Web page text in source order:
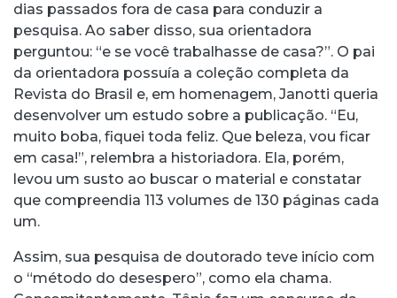
dias passados fora de casa para conduzir a
pesquisa. Ao saber disso, sua orientadora
perguntou: “e se você trabalhasse de casa?”. O pai
da orientadora possuía a coleção completa da
Revista do Brasil e, em homenagem, Janotti queria
desenvolver um estudo sobre a publicação. “Eu,
muito boba, fiquei toda feliz. Que beleza, vou ficar
em casa!”, relembra a historiadora. Ela, porém,
levou um susto ao buscar o material e constatar
que compreendia 113 volumes de 130 páginas cada
um.
Assim, sua pesquisa de doutorado teve início com
o “método do desespero”, como ela chama.